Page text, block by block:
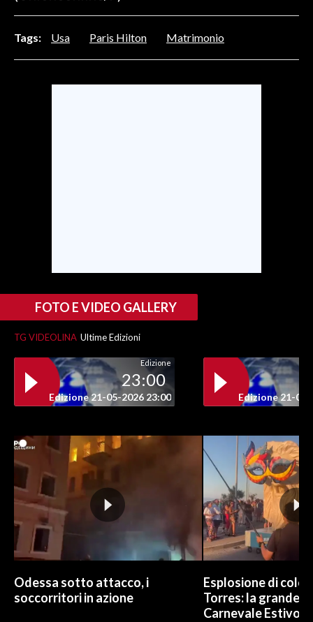
Tags: Usa Paris Hilton Matrimonio
FOTO E VIDEO GALLERY
TG VIDEOLINA Ultime Edizioni
Edizione
23:00
Edizione 21-05-2026 23:00 Edizione 21-05-
Odessa sotto attacco, i
soccorritori in azione
Esplosione di
Torres: la grande
Carnevale Estivo